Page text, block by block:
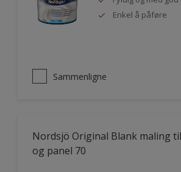
Enkel å påføre
Sammenligne
Nordsjö Original Blank maling
og panel 70